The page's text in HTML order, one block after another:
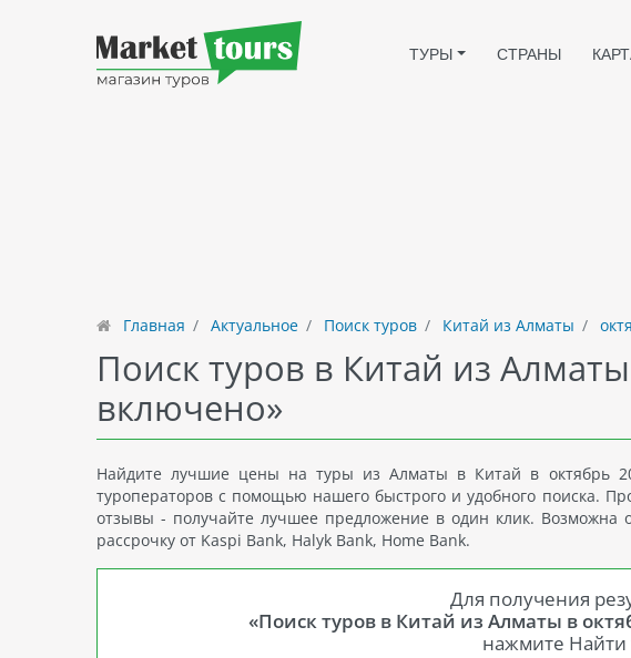
ТУРЫ СТРАНЫ
Главная Актуальное Поиск туров Китай из Алматы
Поиск туров в Китай из
включено»
Найдите лучшие цены на туры из Алматы в Китай в октябрь
туроператоров с помощью нашего быстрого и удобного поиска.
отзывы - получайте лучшее предложение в один клик. Возможна
рассрочку от Kaspi Bank, Halyk Bank, Home Bank.
Для получения
«Поиск туров в Китай из Алматы в
нажмите Найти